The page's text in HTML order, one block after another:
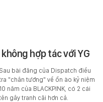
không hợp tác với YG
Sau bài đăng của Dispatch điều
"chân tướng" về ồn ào kỷ niệm
10 năm của BLACKPINK, có 2 cái
gây tranh cãi hơn cả.